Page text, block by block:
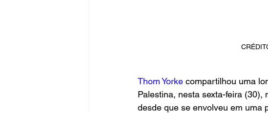
Thom Yorke compartilhou uma
Palestina, nesta sexta-feira
desde que se envolveu em uma